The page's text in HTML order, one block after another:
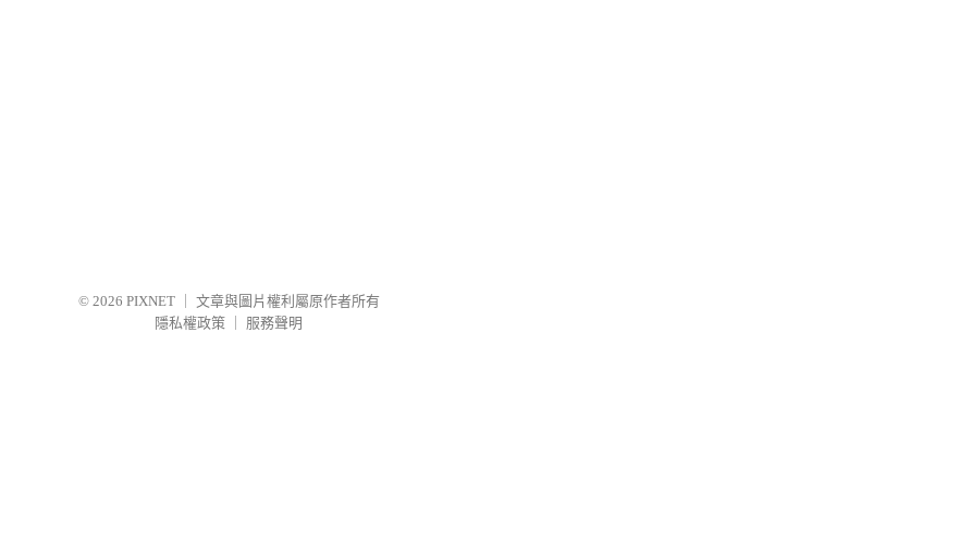
© 2026 PIXNET
文章與圖片權利屬原作者所有
隱私權政策
服務聲明